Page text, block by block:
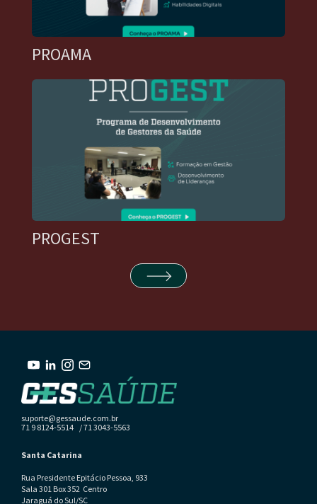
PROAMA
PROGEST
suporte@gessaude.com.br
71 9 8124-5514 / 71 3043-5563
Santa Catarina
Rua Presidente Epitácio Pessoa, 933
Sala 301 Box 352 Centro
Jaraguá do Sul/SC